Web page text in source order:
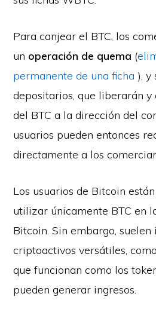
Para canjear el BTC, los
un operación de quema (
permanente de una ficha ), y
depositarios, que liberarán
del BTC a la dirección del
usuarios pueden entonces
directamente a los
Los usuarios de Bitcoin
utilizar únicamente BTC en
Bitcoin. Sin embargo,
criptoactivos versátiles,
que funcionan como los
pueden generar ingresos.